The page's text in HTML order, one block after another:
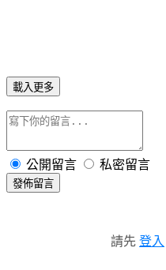
載入更多
公開留言 私密留言
發佈留言
請先 登入